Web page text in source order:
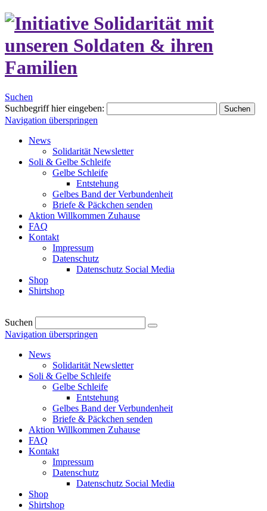
Suchen
Suchbegriff hier eingeben:
Suchen
Navigation überspringen
News
Solidarität Newsletter
Soli & Gelbe Schleife
Gelbe Schleife
Entstehung
Gelbes Band der Verbundenheit
Briefe & Päckchen senden
Aktion Willkommen Zuhause
FAQ
Kontakt
Impressum
Datenschutz
Datenschutz Social Media
Shop
Shirtshop
Suchen
Navigation überspringen
News
Solidarität Newsletter
Soli & Gelbe Schleife
Gelbe Schleife
Entstehung
Gelbes Band der Verbundenheit
Briefe & Päckchen senden
Aktion Willkommen Zuhause
FAQ
Kontakt
Impressum
Datenschutz
Datenschutz Social Media
Shop
Shirtshop